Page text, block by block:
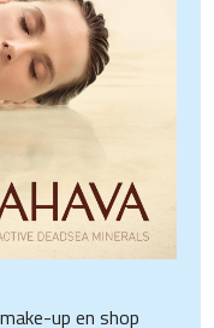
up en shop